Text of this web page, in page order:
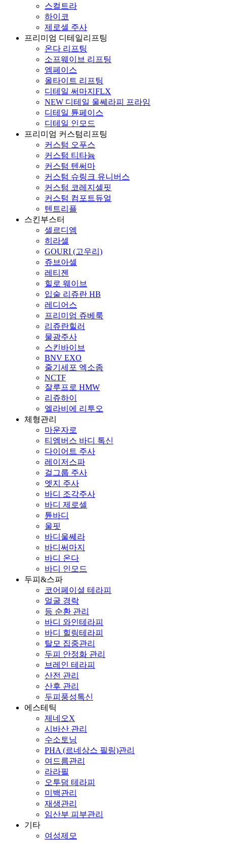
스컬트라
하이코
제로셀 주사
프리미엄 디테일리프팅
온다 리프팅
소프웨이브 리프팅
엠페이스
올타이트 리프팅
디테일 써마지FLX
NEW 디테일 울쎄라피 프라임
디테일 튠페이스
디테일 인모드
프리미엄 커스텀리프팅
커스텀 오푸스
커스텀 티타늄
커스텀 텐써마
커스텀 슈링크 유니버스
커스텀 코레지셀핏
커스텀 컴포트듀얼
텐트리플
스킨부스터
셀르디엠
히라셀
GOURI (고우리)
쥬브아셀
레티젠
힐로 웨이브
입술 리쥬란 HB
레디어스
프리미엄 쥬베룩
리쥬란힐러
물광주사
스킨바이브
BNV EXO
줄기세포 엑소좀
NCTF
잘루프로 HMW
리쥬하이
엘라비에 리투오
체형관리
마운자로
티엠버스 바디 톡신
다이어트 주사
레이저스파
걸그룹 주사
엣지 주사
바디 조각주사
바디 제로셀
튠바디
울핏
바디울쎄라
바디써마지
바디 온다
바디 인모드
두피&스파
코어페이셜 테라피
얼굴 경락
등 순환 관리
바디 와인테라피
바디 힐링테라피
탈모 집중관리
두피 안정화 관리
브레인 테라피
산전 관리
산후 관리
두피풍성톡신
에스테틱
제네오X
시바산 관리
수소토닝
PHA (르네상스 필링)관리
여드름관리
라라필
오투덤 테라피
미백관리
재생관리
임산부 피부관리
기타
여성제모